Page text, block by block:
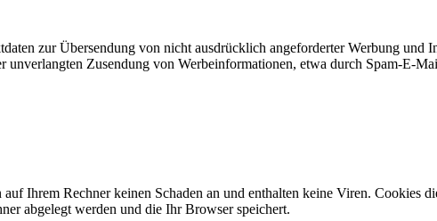
zur Übersendung von nicht ausdrücklich angeforderter Werbung
Zusendung von Werbeinformationen, etwa durch Spam-E-
Ihrem Rechner keinen Schaden an und enthalten keine Viren. Cookies
abgelegt werden und die Ihr Browser speichert.